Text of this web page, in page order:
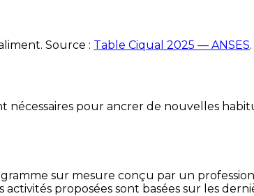
Source : Table Ciqual 2025 — ANSES.
pour ancrer de nouvelles
sur mesure conçu par un
proposées sont basées sur les